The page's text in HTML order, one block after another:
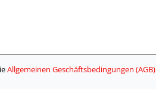
Allgemeinen Geschäftsbedingungen (AGB)